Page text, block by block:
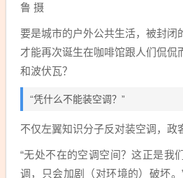
鲁 摄
要是城市的户外公共生活，被封闭
才能再次诞生在咖啡馆跟人们侃侃
和波伏瓦？
“凭什么不能装空调？”
不仅左翼知识分子反对装空调，政
“无处不在的空调空间？这正是我
调，只会加剧（对环境的）破坏。